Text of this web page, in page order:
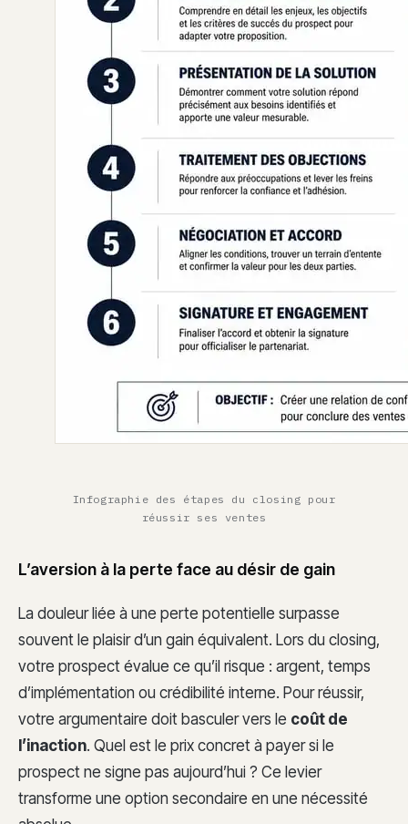
Infographie des étapes du closing pour
réussir ses ventes
L’aversion à la perte face au désir de gain
La douleur liée à une perte potentielle surpasse
souvent le plaisir d’un gain équivalent. Lors du closing,
votre prospect évalue ce qu’il risque : argent, temps
d’implémentation ou crédibilité interne. Pour réussir,
votre argumentaire doit basculer vers le coût de
l’inaction. Quel est le prix concret à payer si le
prospect ne signe pas aujourd’hui ? Ce levier
transforme une option secondaire en une nécessité